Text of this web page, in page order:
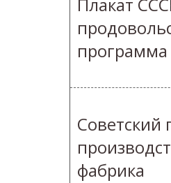
Плакат
программа
Советский
фабрика